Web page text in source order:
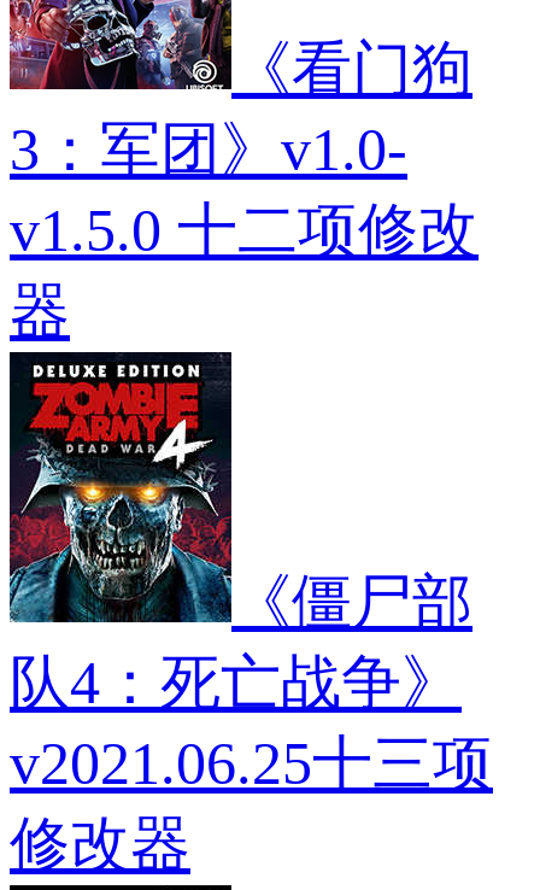
服
装
PS1
重
制
MOD
《看门狗
3：军团》v1.0-
v1.5.0 十二项修改
器
《僵尸部
队4：死亡战争》
v2021.06.25十三项
修改器